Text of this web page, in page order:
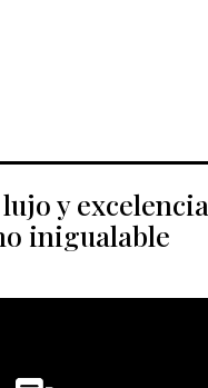
y excelencia
inigualable